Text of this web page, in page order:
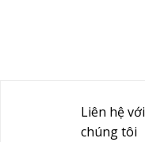
Liên hệ với
chúng tôi